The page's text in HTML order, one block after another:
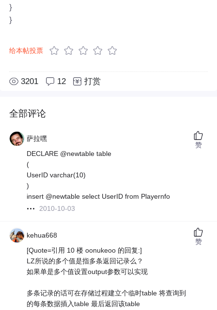
}
}
给本帖投票
3201 12 打赏
全部评论
萨拉嘿
DECLARE @newtable table
(
UserID varchar(10)
)
insert @newtable select UserID from Playernfo
2010-10-03
赞
kehua668
[Quote=引用 10 楼 oonukeoo 的回复:]
LZ所说的多个值是指多条返回记录么？
如果单是多个值设置output参数可以实现
多条记录的话可在存储过程建立个临时table 将查询到
的每条数据插入table 最后返回该table
赞